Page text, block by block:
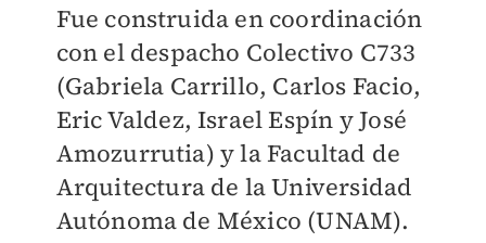
Fue construida en coordinación
con el despacho Colectivo C733
(Gabriela Carrillo, Carlos Facio,
Eric Valdez, Israel Espín y José
Amozurrutia) y la Facultad de
Arquitectura de la Universidad
Autónoma de México (UNAM).